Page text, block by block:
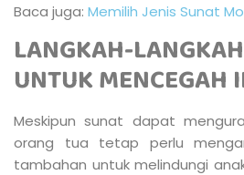
Baca juga: Memilih Jenis Sunat
LANGKAH-
UNTUK MENCEGAH
Meskipun sunat dapat
orang tua tetap perlu
tambahan untuk melindungi